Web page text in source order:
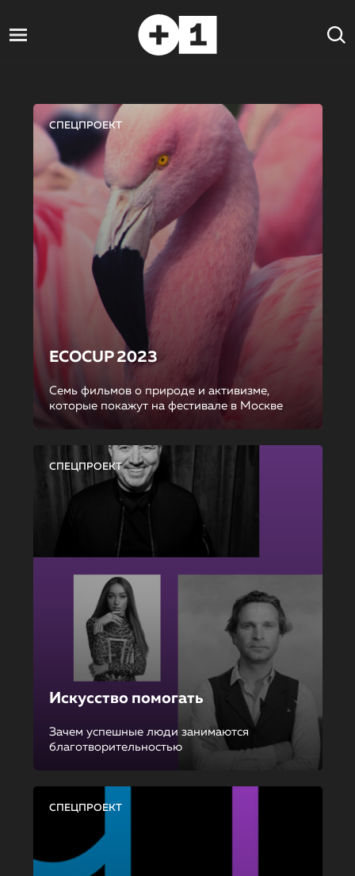
СПЕЦПРОЕКТ
ECOCUP 2023
Семь фильмов о природе и активизме,
которые покажут на фестивале в Москве
СПЕЦПРОЕКТ
Искусство помогать
Зачем успешные люди занимаются
благотворительностью
СПЕЦПРОЕКТ